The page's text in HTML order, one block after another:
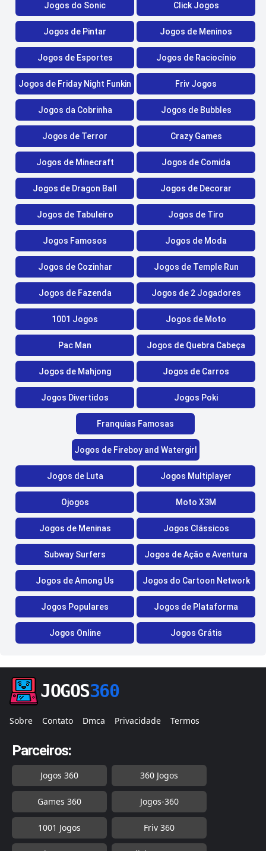
Jogos do Sonic Click Jogos
Jogos de Pintar Jogos de Meninos
Jogos de Esportes Jogos de Raciocínio
Jogos de Friday Night Funkin Friv Jogos
Jogos da Cobrinha Jogos de Bubbles
Jogos de Terror Crazy Games
Jogos de Minecraft Jogos de Comida
Jogos de Dragon Ball Jogos de Decorar
Jogos de Tabuleiro Jogos de Tiro
Jogos Famosos Jogos de Moda
Jogos de Cozinhar Jogos de Temple Run
Jogos de Fazenda Jogos de 2 Jogadores
1001 Jogos Jogos de Moto
Pac Man Jogos de Quebra Cabeça
Jogos de Mahjong Jogos de Carros
Jogos Divertidos Jogos Poki
Franquias Famosas
Jogos de Fireboy and Watergirl
Jogos de Luta Jogos Multiplayer
Ojogos Moto X3M
Jogos de Meninas Jogos Clássicos
Subway Surfers Jogos de Ação e Aventura
Jogos de Among Us Jogos do Cartoon Network
Jogos Populares Jogos de Plataforma
Jogos Online Jogos Grátis
JOGOS360
Sobre Contato Dmca Privacidade Termos
Parceiros:
Jogos 360 360 Jogos
Games 360 Jogos-360
1001 Jogos Friv 360